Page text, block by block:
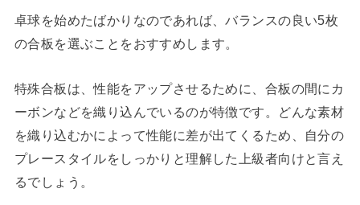
卓球を始めたばかりなのであれば、バランスの良い5枚
の合板を選ぶことをおすすめします。
特殊合板は、性能をアップさせるために、合板の間にカ
ーボンなどを織り込んでいるのが特徴です。どんな素材
を織り込むかによって性能に差が出てくるため、自分の
プレースタイルをしっかりと理解した上級者向けと言え
るでしょう。